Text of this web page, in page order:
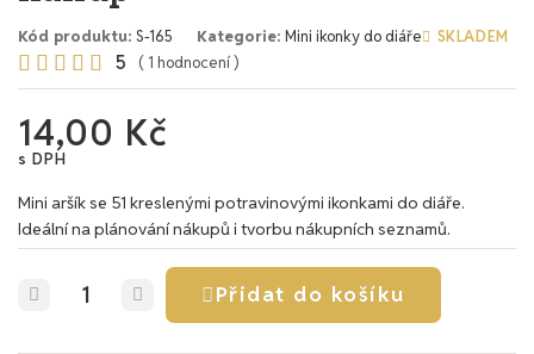
Kód produktu S-165 Kategorie Mini ikonky do diáře SKLADEM
     5 ( 1 hodnocení )
14,00 Kč
s DPH
Mini aršík se 51 kreslenými potravinovými ikonkami do diáře.
Ideální na plánování nákupů i tvorbu nákupních seznamů.
Přidat do košíku